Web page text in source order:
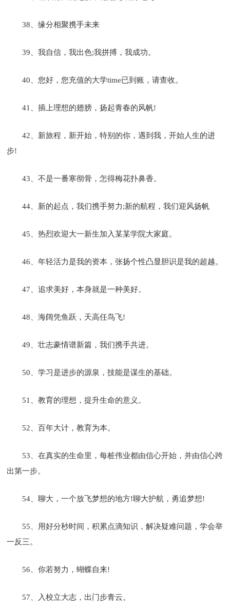
38、缘分相聚携手未来
39、我自信，我出色;我拼搏，我成功。
40、您好，您充值的大学time已到账，请查收。
41、插上理想的翅膀，扬起青春的风帆!
42、新旅程，新开始，特别的你，遇到我，开始人生的进
步!
43、不是一番寒彻骨，怎得梅花扑鼻香。
44、新的起点，我们携手努力;新的航程，我们迎风扬帆
45、热烈欢迎大一新生加入某某学院大家庭。
46、年轻活力是我的资本，张扬个性凸显胆识是我的超越。
47、追求美好，本身就是一种美好。
48、海阔凭鱼跃，天高任鸟飞!
49、壮志豪情谱新篇，我们携手共进。
50、学习是进步的源泉，技能是谋生的基础。
51、教育的理想，提升生命的意义。
52、百年大计，教育为本。
53、在真实的生命里，每桩伟业都由信心开始，并由信心跨
出第一步。
54、聊大，一个放飞梦想的地方!聊大护航，勇追梦想!
55、用好分秒时间，积累点滴知识，解决疑难问题，学会举
一反三。
56、你若努力，蝴蝶自来!
57、入校立大志，出门步青云。